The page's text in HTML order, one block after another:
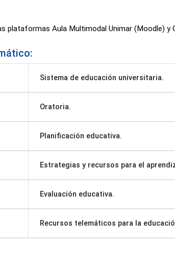
plataformas Aula Multimodal Unimar (Moodle) y
Sistema de educación universitaria.
Oratoria.
Planificación educativa.
Estrategias y recursos para el
Evaluación educativa.
Recursos telemáticos para la